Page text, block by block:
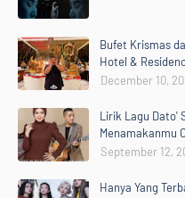
Bufet Krismas
Hotel &
December 10,
Lirik Lagu Dato'
Menamakanmu
September 12,
Hanya Yang